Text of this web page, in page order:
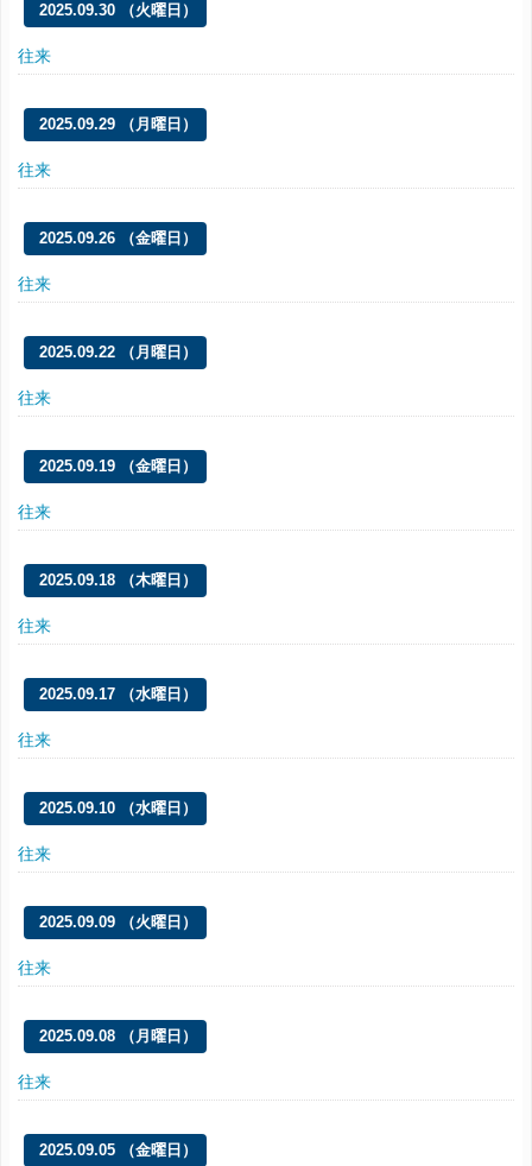
2025.09.30 （火曜日）
往来
2025.09.29 （月曜日）
往来
2025.09.26 （金曜日）
往来
2025.09.22 （月曜日）
往来
2025.09.19 （金曜日）
往来
2025.09.18 （木曜日）
往来
2025.09.17 （水曜日）
往来
2025.09.10 （水曜日）
往来
2025.09.09 （火曜日）
往来
2025.09.08 （月曜日）
往来
2025.09.05 （金曜日）